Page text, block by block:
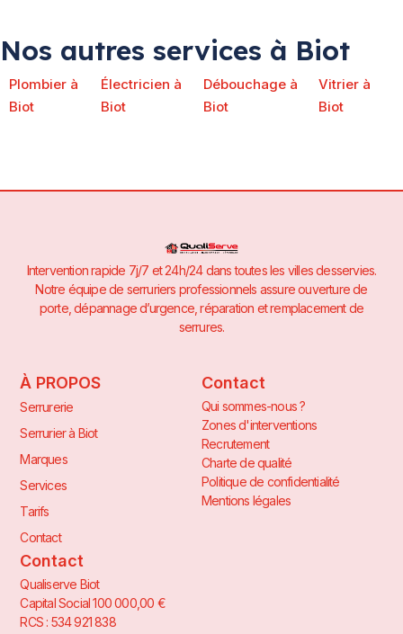
Nos autres services à Biot
Plombier à
Biot
Électricien à
Biot
Débouchage à
Biot
Vitrier à
Biot
Intervention rapide 7j/7 et 24h/24 dans toutes les villes desservies.
Notre équipe de serruriers professionnels assure ouverture de
porte, dépannage d’urgence, réparation et remplacement de
serrures.
À PROPOS
Serrurerie
Serrurier à Biot
Marques
Services
Tarifs
Contact
Contact
Qui sommes-nous ?
Zones d'interventions
Recrutement
Charte de qualité
Politique de confidentialité
Mentions légales
Contact
Qualiserve Biot
Capital Social 100 000,00 €
RCS : 534 921 838